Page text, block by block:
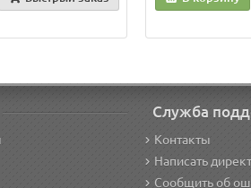
Служба
Контакты
Написать
Сообщить об